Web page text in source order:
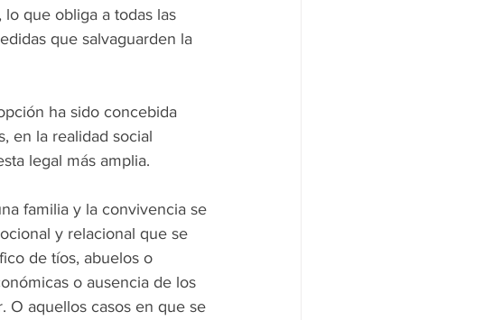
que obliga a todas las
que salvaguarden la
ha sido concebida
en la realidad social
legal más amplia.
familia y la convivencia se
y relacional que se
de tíos, abuelos o
o ausencia de los
O aquellos casos en que se